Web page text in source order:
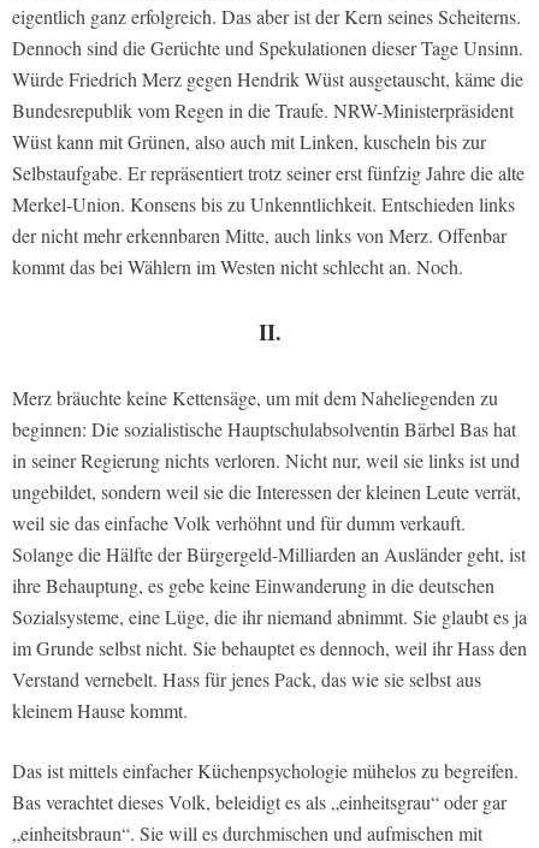
eigentlich ganz erfolgreich. Das aber ist der Kern seines Scheiterns.
Dennoch sind die Gerüchte und Spekulationen dieser Tage Unsinn.
Würde Friedrich Merz gegen Hendrik Wüst ausgetauscht, käme die
Bundesrepublik vom Regen in die Traufe. NRW-Ministerpräsident
Wüst kann mit Grünen, also auch mit Linken, kuscheln bis zur
Selbstaufgabe. Er repräsentiert trotz seiner erst fünfzig Jahre die alte
Merkel-Union. Konsens bis zu Unkenntlichkeit. Entschieden links
der nicht mehr erkennbaren Mitte, auch links von Merz. Offenbar
kommt das bei Wählern im Westen nicht schlecht an. Noch.
II.
Merz bräuchte keine Kettensäge, um mit dem Naheliegenden zu
beginnen: Die sozialistische Hauptschulabsolventin Bärbel Bas hat
in seiner Regierung nichts verloren. Nicht nur, weil sie links ist und
ungebildet, sondern weil sie die Interessen der kleinen Leute verrät,
weil sie das einfache Volk verhöhnt und für dumm verkauft.
Solange die Hälfte der Bürgergeld-Milliarden an Ausländer geht, ist
ihre Behauptung, es gebe keine Einwanderung in die deutschen
Sozialsysteme, eine Lüge, die ihr niemand abnimmt. Sie glaubt es ja
im Grunde selbst nicht. Sie behauptet es dennoch, weil ihr Hass den
Verstand vernebelt. Hass für jenes Pack, das wie sie selbst aus
kleinem Hause kommt.
Das ist mittels einfacher Küchenpsychologie mühelos zu begreifen.
Bas verachtet dieses Volk, beleidigt es als „einheitsgrau“ oder gar
„einheitsbraun“. Sie will es durchmischen und aufmischen mit